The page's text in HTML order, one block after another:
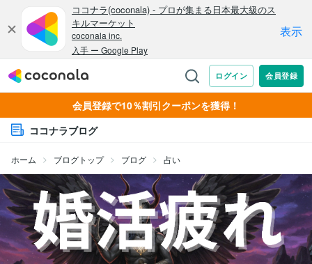
会員登録で10％割引クーポンを獲得！
ココナラブログ
ホーム ブログトップ ブログ 占い